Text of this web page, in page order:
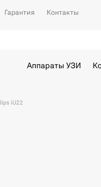
Гарантия Контакты
Аппараты УЗИ
iU22